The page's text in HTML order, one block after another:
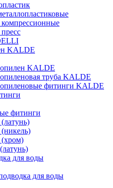
KALDE
KALDE
труба KALDE
фитинги KALDE
фитинги
для воды
для воды